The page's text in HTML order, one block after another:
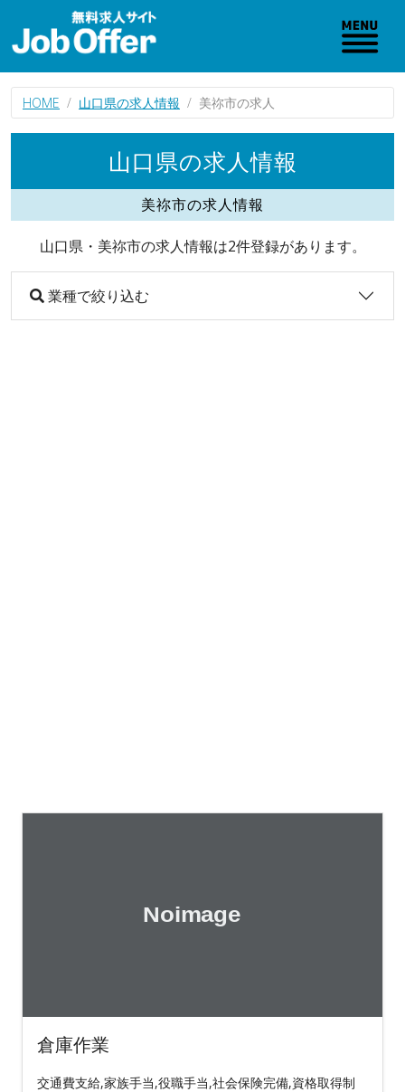
HOME 山口県の求人情報 美祢市の求人
山口県の求人情報
美祢市の求人情報
山口県・美祢市の求人情報は2件登録があります。
業種で絞り込む
倉庫作業
交通費支給,家族手当,役職手当,社会保険完備,資格取得制